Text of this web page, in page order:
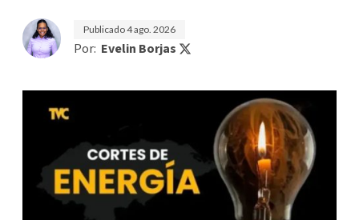
Publicado4 ago. 2026
Por: Evelin Borjas